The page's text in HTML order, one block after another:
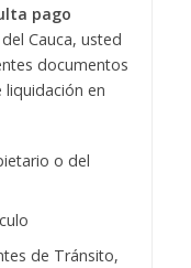
pago
Cauca, usted
documentos
liquidación en
o del
de Tránsito,